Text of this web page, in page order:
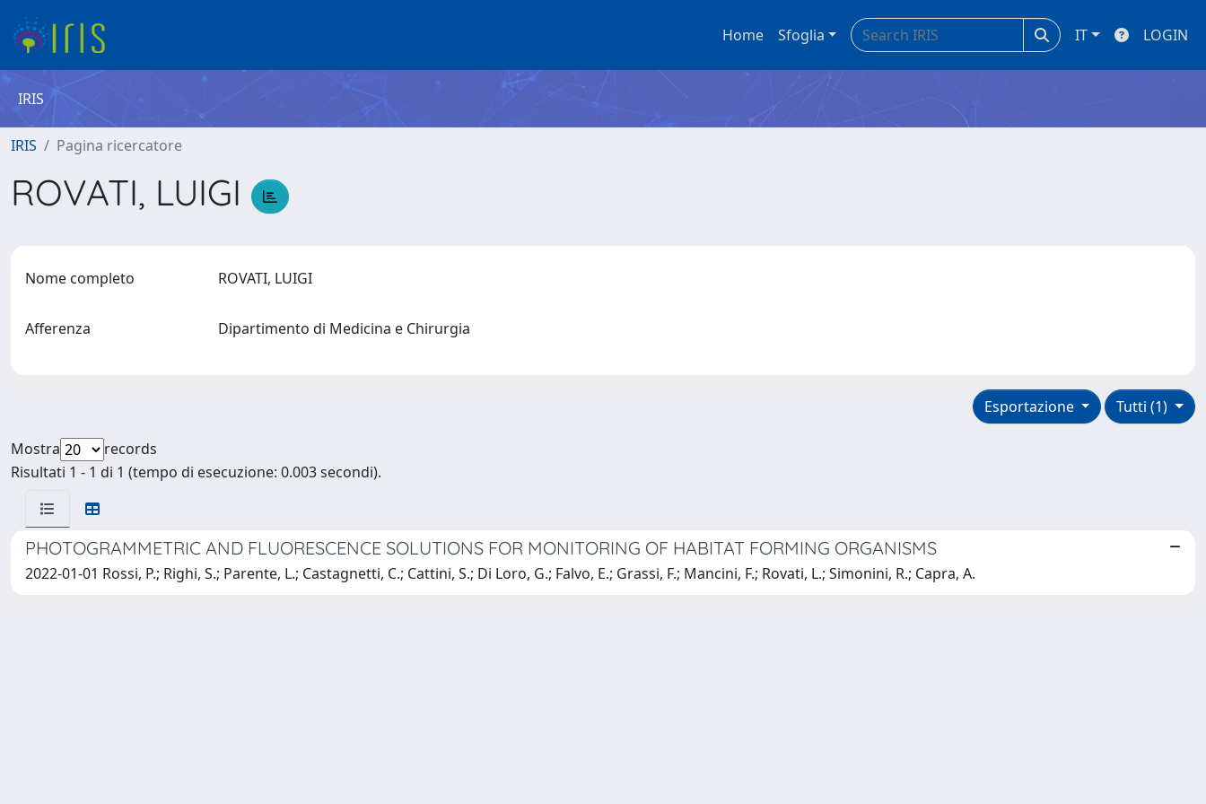
Home Sfoglia IT LOGIN
IRIS
IRIS Pagina ricercatore
ROVATI, LUIGI
Nome completo ROVATI, LUIGI
Afferenza Dipartimento di Medicina e Chirurgia
Tutti (1)
Esportazione
Mostra
records
Risultati 1 - 1 di 1 (tempo di esecuzione: 0.003 secondi).
PHOTOGRAMMETRIC AND FLUORESCENCE SOLUTIONS FOR MONITORING OF HABITAT FORMING ORGANISMS
2022-01-01 Rossi, P.; Righi, S.; Parente, L.; Castagnetti, C.; Cattini, S.; Di Loro, G.; Falvo, E.; Grassi, F.; Mancini, F.; Rovati, L.; Simonini, R.; Capra, A.